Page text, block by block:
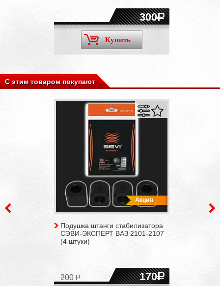
300
Купить
С этим товаром покупают
Подушка штанги стабилизатора
СЭВИ-ЭКСПЕРТ ВАЗ 2101-2107
(4 штуки)
170
200